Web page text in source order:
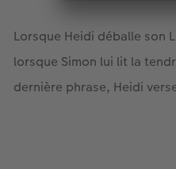
Lorsque Heidi déballe son
lorsque Simon lui lit la
dernière phrase, Heidi